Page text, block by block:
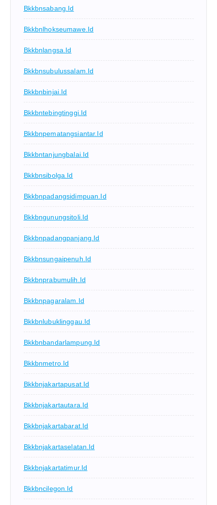
Bkkbnsabang.id
Bkkbnlhokseumawe.id
Bkkbnlangsa.id
Bkkbnsubulussalam.id
Bkkbnbinjai.id
Bkkbntebingtinggi.id
Bkkbnpematangsiantar.id
Bkkbntanjungbalai.id
Bkkbnsibolga.id
Bkkbnpadangsidimpuan.id
Bkkbngunungsitoli.id
Bkkbnpadangpanjang.id
Bkkbnsungaipenuh.id
Bkkbnprabumulih.id
Bkkbnpagaralam.id
Bkkbnlubuklinggau.id
Bkkbnbandarlampung.id
Bkkbnmetro.id
Bkkbnjakartapusat.id
Bkkbnjakartautara.id
Bkkbnjakartabarat.id
Bkkbnjakartaselatan.id
Bkkbnjakartatimur.id
Bkkbncilegon.id